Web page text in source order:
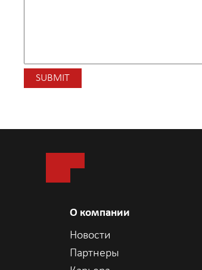
О компании
Новости
Партнеры